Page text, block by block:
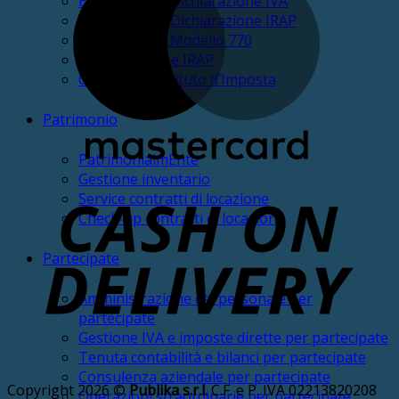
Elaborazione Dichiarazione IRAP
Elaborazione Modello 770
Check-up IVA e IRAP
Check-up Sostituto d’Imposta
Patrimonio
PatrimonialmEnte
Gestione inventario
Service contratti di locazione
Check-up contratti di locazione
Partecipate
Amministrazione del personale per
partecipate
Gestione IVA e imposte dirette per partecipate
Tenuta contabilità e bilanci per partecipate
Consulenza aziendale per partecipate
Copyright 2026 ©Publika s.r.l.C.F. e P. IVA 02213820208